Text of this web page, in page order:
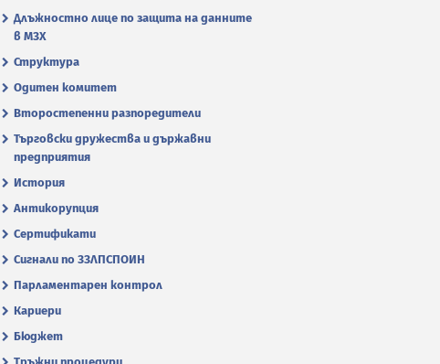
Длъжностно лице по защита на данните
в МЗХ
Структура
Одитен комитет
Второстепенни разпоредители
Търговски дружества и държавни
предприятия
История
Антикорупция
Сертификати
Сигнали по ЗЗЛПСПОИН
Парламентарен контрол
Кариери
Бюджет
Тръжни процедури